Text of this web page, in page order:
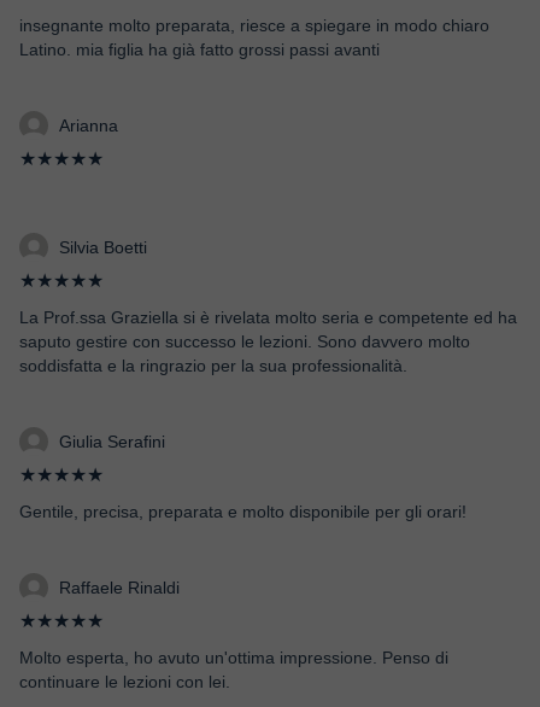
insegnante molto preparata, riesce a spiegare in modo chiaro
Latino. mia figlia ha già fatto grossi passi avanti
Arianna
★★★★★
Silvia Boetti
★★★★★
La Prof.ssa Graziella si è rivelata molto seria e competente ed ha
saputo gestire con successo le lezioni. Sono davvero molto
soddisfatta e la ringrazio per la sua professionalità.
Giulia Serafini
★★★★★
Gentile, precisa, preparata e molto disponibile per gli orari!
Raffaele Rinaldi
★★★★★
Molto esperta, ho avuto un'ottima impressione. Penso di
continuare le lezioni con lei.